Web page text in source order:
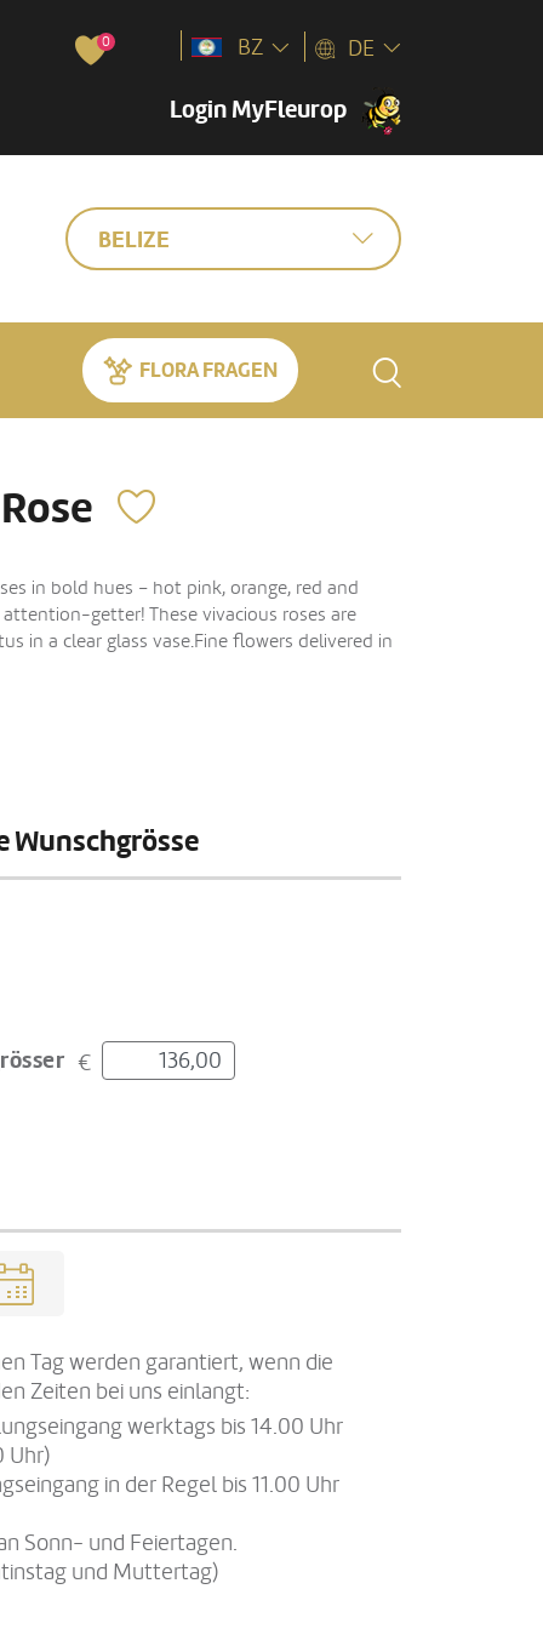
0
Login MyFleurop
BZ DE
BELIZE
FLORA FRAGEN
in bold hues – hot pink, orange, red and
getter! These vivacious roses are
in a clear glass vase.Fine flowers delivered in
Wunschgrösse
€
Tag werden garantiert, wenn die
Zeiten bei uns einlangt:
werktags bis 14.00 Uhr
Uhr)
in der Regel bis 11.00 Uhr
Sonn- und Feiertagen.
und Muttertag)